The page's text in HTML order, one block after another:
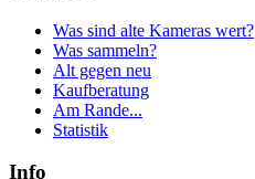
Was sind alte Kameras wert?
Was sammeln?
Alt gegen neu
Kaufberatung
Am Rande...
Statistik
Info